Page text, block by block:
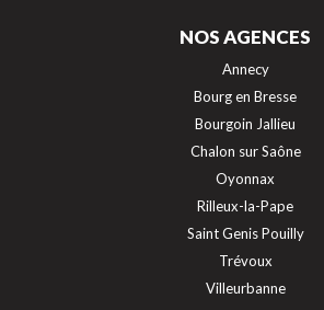
NOS AGENCES
Annecy
Bourg en Bresse
Bourgoin Jallieu
Chalon sur Saône
Oyonnax
Rilleux-la-Pape
Saint Genis Pouilly
Trévoux
Villeurbanne